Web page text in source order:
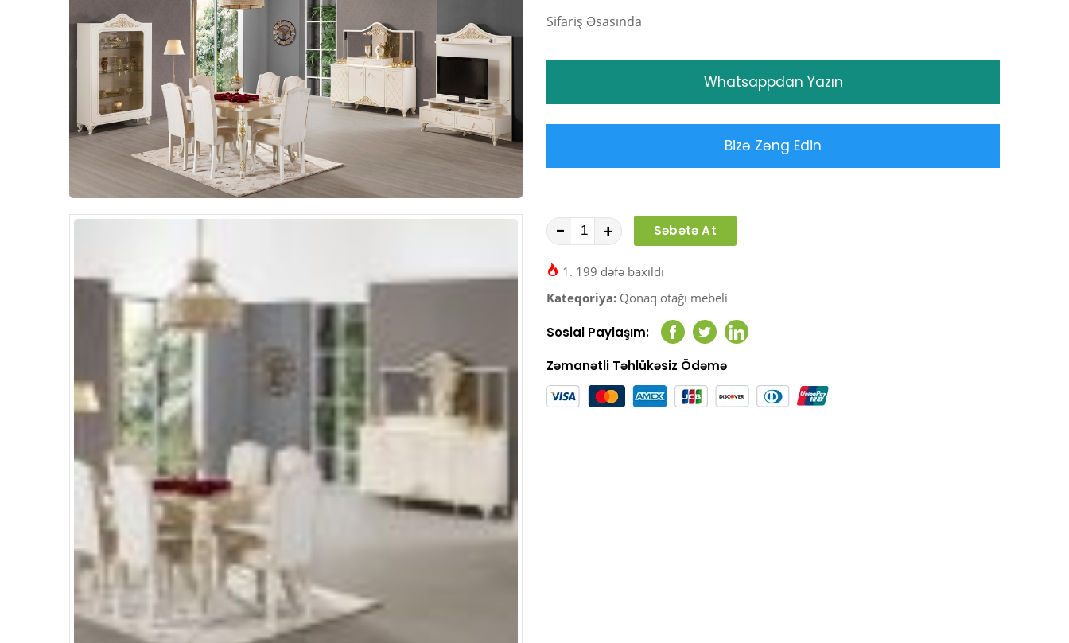
Sifariş Əsasında
Whatsappdan Yazın
Bizə Zəng Edin
- + Səbətə At
1. 199 dəfə baxıldı
Kateqoriya: Qonaq otağı mebeli
Sosial Paylaşım: Facebook
TwitterLinkedin
Zəmanətli Təhlükəsiz Ödəmə